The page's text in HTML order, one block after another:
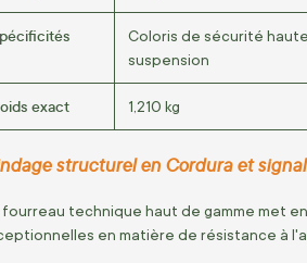
Coloris de sécurité
suspension
exact 1,210 kg
structurel en Cordura et
fourreau technique haut de gamme met
en matière de résistance à